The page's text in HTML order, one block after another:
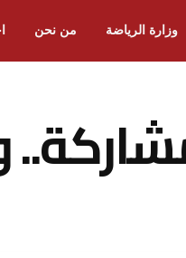
وزارة الرياضة من نحن